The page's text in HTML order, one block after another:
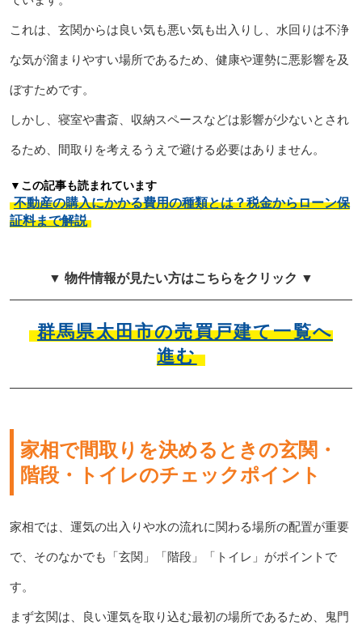
これは、玄関からは良い気も悪い気も出入りし、水回りは不浄
な気が溜まりやすい場所であるため、健康や運勢に悪影響を及
ぼすためです。
しかし、寝室や書斎、収納スペースなどは影響が少ないとされ
るため、間取りを考えるうえで避ける必要はありません。
▼この記事も読まれています
不動産の購入にかかる費用の種類とは？税金からローン保
証料まで解説
▼ 物件情報が見たい方はこちらをクリック ▼
群馬県太田市の売買戸建て一覧へ
進む
家相で間取りを決めるときの玄関・
階段・トイレのチェックポイント
家相では、運気の出入りや水の流れに関わる場所の配置が重要
で、そのなかでも「玄関」「階段」「トイレ」がポイントで
す。
まず玄関は、良い運気を取り込む最初の場所であるため、鬼門